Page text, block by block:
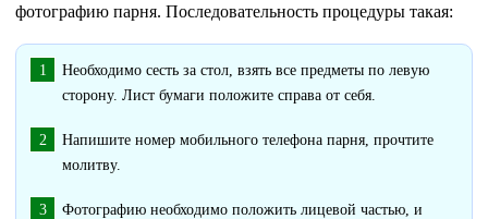
фотографию парня. Последовательность процедуры такая:
Необходимо сесть за стол, взять все предметы по левую
сторону. Лист бумаги положите справа от себя.
Напишите номер мобильного телефона парня, прочтите
молитву.
Фотографию необходимо положить лицевой частью, и